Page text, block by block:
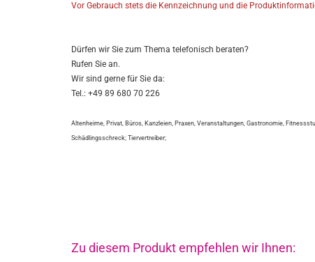
Vor Gebrauch stets die Kennzeichnung und die
Dürfen wir Sie zum Thema telefonisch beraten?
Rufen Sie an.
Wir sind gerne für Sie da:
Tel.: +49 89 680 70 226
Altenheime, Privat, Büros, Kanzleien, Praxen, Veranstaltungen, Gastronomie,
Schädlingsschreck; Tiervertreiber;
Zu diesem Produkt empfehlen wir Ihnen: